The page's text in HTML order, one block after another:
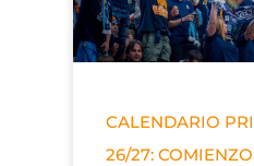
CALENDARIO
26/27: